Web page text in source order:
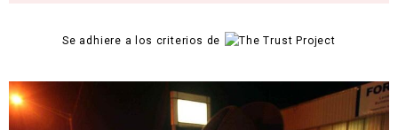
Se adhiere a los criterios de